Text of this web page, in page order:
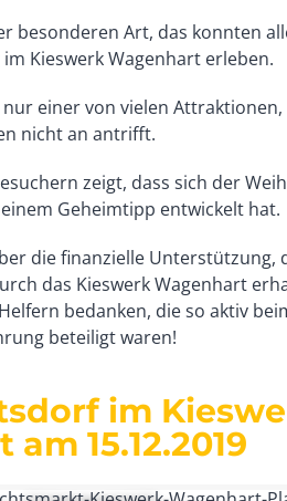
besonderen Art, das konnten
Kieswerk Wagenhart erleben.
einer von vielen
nicht an antrifft.
zeigt, dass sich der
Geheimtipp entwickelt hat.
die finanzielle Unterstützung,
das Kieswerk Wagenhart
bedanken, die so aktiv
beteiligt waren!
im
15.12.2019